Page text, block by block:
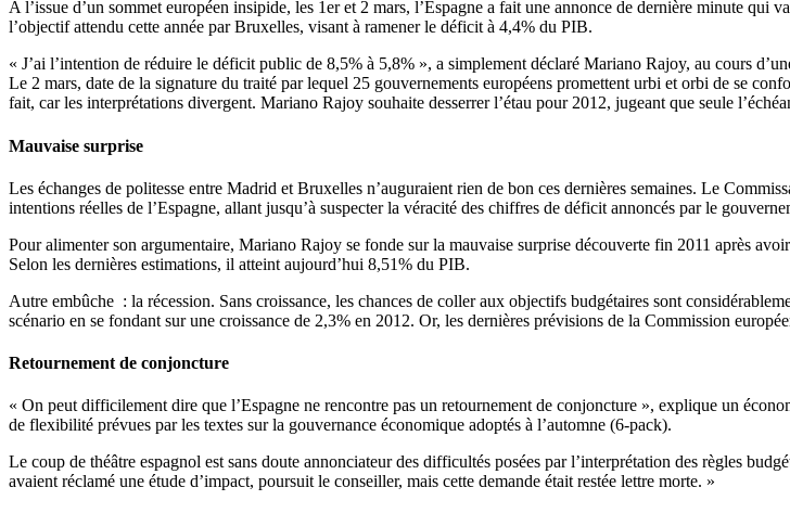
A l’issue d’un sommet européen insipide, les 1er et 2 mars, l’Espagne a fait une annonce de dernière minute
l’objectif attendu cette année par Bruxelles, visant à ramener le déficit à 4,4% du PIB.
« J’ai l’intention de réduire le déficit public de 8,5% à 5,8% », a simplement déclaré Mariano Rajoy, au cours
Le 2 mars, date de la signature du traité par lequel 25 gouvernements européens promettent urbi et orbi de se
fait, car les interprétations divergent. Mariano Rajoy souhaite desserrer l’étau pour 2012, jugeant que seule
Mauvaise surprise
Les échanges de politesse entre Madrid et Bruxelles n’auguraient rien de bon ces dernières semaines. Le
intentions réelles de l’Espagne, allant jusqu’à suspecter la véracité des chiffres de déficit annoncés par le
Pour alimenter son argumentaire, Mariano Rajoy se fonde sur la mauvaise surprise découverte fin 2011 après
Selon les dernières estimations, il atteint aujourd’hui 8,51% du PIB.
Autre embûche : la récession. Sans croissance, les chances de coller aux objectifs budgétaires sont
scénario en se fondant sur une croissance de 2,3% en 2012. Or, les dernières prévisions de la Commission
Retournement de conjoncture
« On peut difficilement dire que l’Espagne ne rencontre pas un retournement de conjoncture », explique un
de flexibilité prévues par les textes sur la gouvernance économique adoptés à l’automne (6-pack).
Le coup de théâtre espagnol est sans doute annonciateur des difficultés posées par l’interprétation des règles
avaient réclamé une étude d’impact, poursuit le conseiller, mais cette demande était restée lettre morte. »